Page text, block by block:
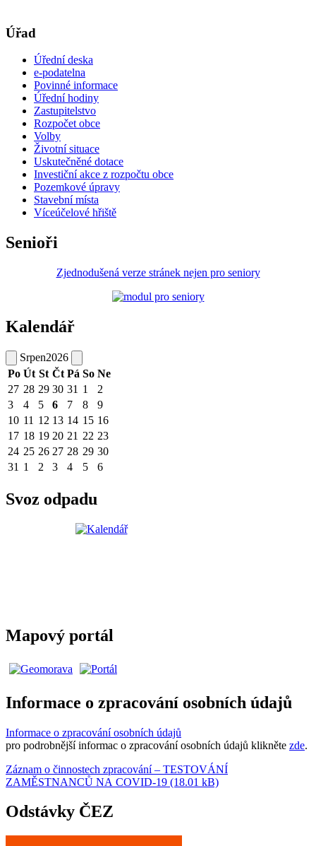
Úřad
Úřední deska
e-podatelna
Povinné informace
Úřední hodiny
Zastupitelstvo
Rozpočet obce
Volby
Životní situace
Uskutečněné dotace
Investiční akce z rozpočtu obce
Pozemkové úpravy
Stavební místa
Víceúčelové hřiště
Senioři
Zjednodušená verze stránek nejen pro seniory
Kalendář
Srpen2026
Po Út St Čt Pá So Ne
27 28 29 30 31 1
2
3
4 5 6 7 8
9
10 11 12 13 14 15 16
17 18 19 20 21 22 23
24 25 26 27 28 29 30
31 1 2 3 4 5 6
Svoz odpadu
Mapový portál
Informace o zpracování osobních údajů
Informace o zpracování osobních údajů
pro podrobnější informac o zpracování osobních údajů klikněte zde.
Záznam o činnostech zpracování – TESTOVÁNÍ
ZAMĚSTNANCŮ NA COVID-19 (18.01 kB)
Odstávky ČEZ